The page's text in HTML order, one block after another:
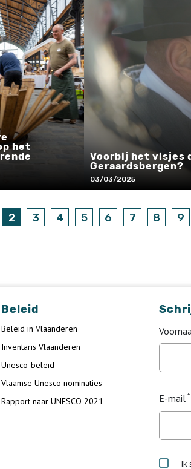
Voorbij het visjes
Geraardsbergen?
03/03/2025
het
2 3 4 5 6 7 8 9
Beleid
Beleid in Vlaanderen
Inventaris Vlaanderen
Unesco-beleid
Vlaamse Unesco nominaties
Rapport naar UNESCO 2021
E-mail
Ik